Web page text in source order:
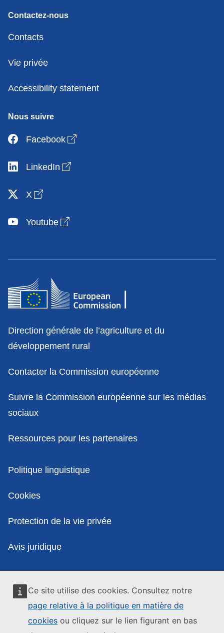
Ce site utilise des cookies. Consultez notre
page relative à la politique en matière de
cookies ou cliquez sur le lien figurant en bas
Contactez-nous
Contacts
Vie privée
Accessibility statement
Nous suivre
Facebook Open link in new window
LinkedIn Open link in new window
X Open link in new window
Youtube Open link in new window
Contact
Direction générale de l’agriculture et du
développement rural
Contacter la Commission européenne
Suivre la Commission européenne sur les médias
sociaux
Ressources pour les partenaires
Politiques
Politique linguistique
Cookies
Protection de la vie privée
Avis juridique